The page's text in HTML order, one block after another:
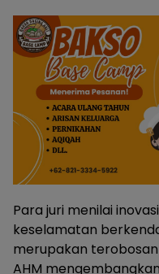
Para juri menilai
keselamatan
merupakan
AHM